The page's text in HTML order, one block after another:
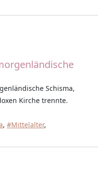
Schisma,
Kirche trennte.
, #Mittelalter,